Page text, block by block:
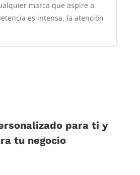
marca que aspire a
es intensa, la atención
para ti y
tu negocio